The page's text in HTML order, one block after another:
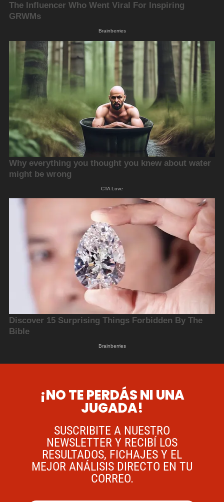
¡NO TE PERDÁS NI UNA
JUGADA!
SUSCRIBITE A NUESTRO
NEWSLETTER Y RECIBÍ LOS
RESULTADOS, FICHAJES Y EL
MEJOR ANÁLISIS DIRECTO EN TU
CORREO.